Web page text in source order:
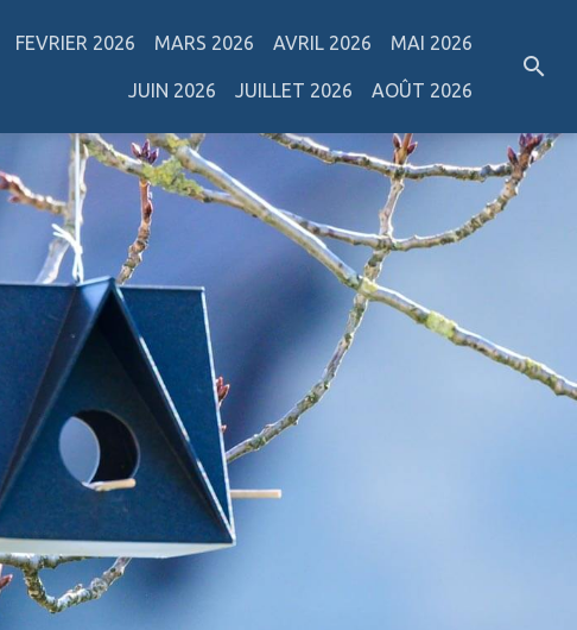
FEVRIER 2026 MARS 2026 AVRIL 2026 MAI 2026
JUIN 2026 JUILLET 2026 AOÛT 2026